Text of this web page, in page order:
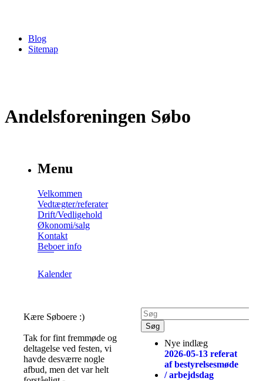
Blog
Sitemap
Andelsforeningen Søbo
Menu
Velkommen
Vedtægter/referater
Drift/Vedligehold
Økonomi/salg
Kontakt
Beboer info
Kalender
Kære Søboere :)
Tak for fint fremmøde og
deltagelse ved festen, vi
havde desværre nogle
afbud, men det var helt
Nye indlæg
2026-05-13 referat
af bestyrelsesmøde
/ arbejdsdag